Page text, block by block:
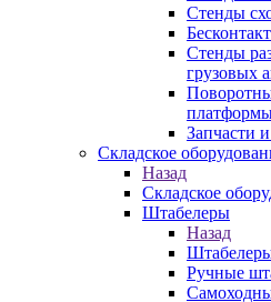
Стенды
Стенды
грузовых
Запчасти
Складское
Назад
Складское
Штабелеры
Назад
Ручные